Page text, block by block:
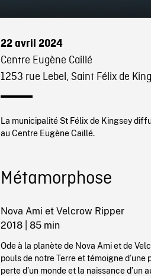
22 avril 2024
Centre Eugène Caillé
1253 rue Lebel, Saint Félix de
La municipalité St Félix de Kingsey
au Centre Eugène Caillé.
Métamorphose
Nova Ami et Velcrow Ripper
2018
| 85 min
Ode à la planète de Nova Ami et de
pouls de notre Terre et témoigne
perte d’un monde et la naissance d’un